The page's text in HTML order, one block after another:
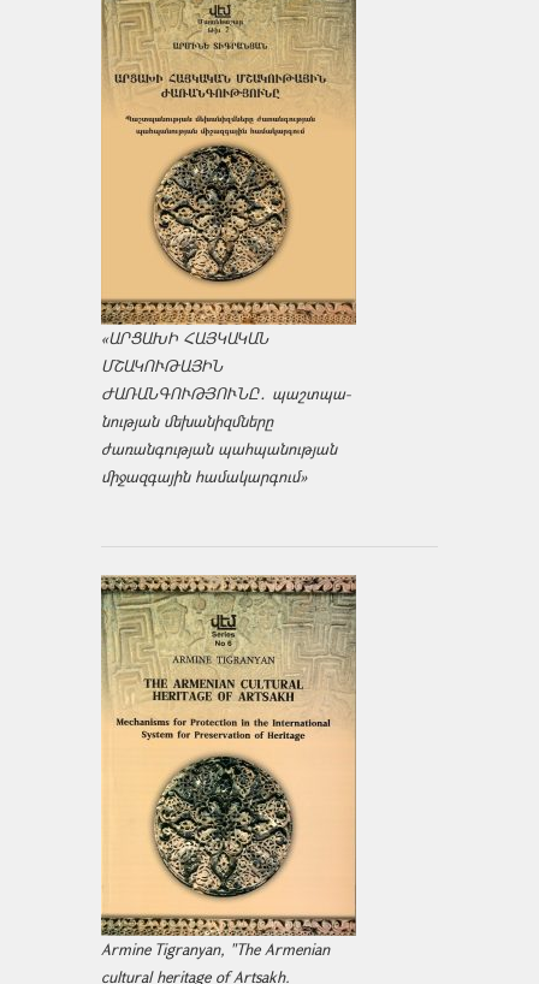
«ԱՐՑԱԽԻ ՀԱՅԿԱԿԱՆ
ՄՇԱԿՈՒԹԱՅԻՆ
ԺԱՌԱՆԳՈՒԹՅՈՒՆԸ․ պաշտպա­
նության մեխանիզմները
ժառանգության պահպանության
միջազ­գային համակարգում»
Armine Tigranyan, "The Armenian
cultural heritage of Artsakh.